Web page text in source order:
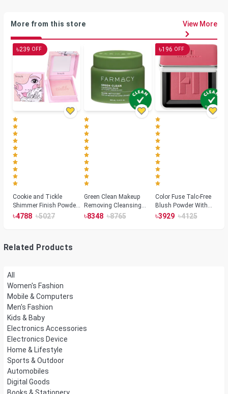
More from this store View More
৳239 OFF
Cookie and Tickle
Shimmer Finish Powder
Highlighters
৳4788 ৳5027
Green Clean Makeup
Removing Cleansing
Balm
৳8348 ৳8765
৳196 OFF
Color Fuse Talc-Free
Blush Powder With
Fermented Arnica
৳3929 ৳4125
Related Products
All
Women's Fashion
Mobile & Computers
Men's Fashion
Kids & Baby
Electronics Accessories
Electronics Device
Home & Lifestyle
Sports & Outdoor
Automobiles
Digital Goods